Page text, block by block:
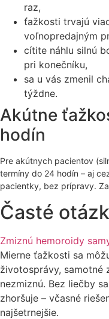
raz,
ťažkosti trvajú
voľnopredajným
cítite náhlu silnú
pri konečníku,
sa u vás zmenil
týždne.
Akútne
hodín
Pre akútnych pacientov
termíny do 24 hodín – aj
pacientky, bez prípravy.
Časté
Zmiznú hemoroidy
Mierne ťažkosti sa
životosprávy, samotné
nezmiznú. Bez liečby
zhoršuje – včasné
najšetrnejšie.